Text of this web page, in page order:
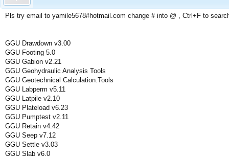
Pls try email to yamile5678#hotmail.com change # into @ , Ctrl+F to
GGU Drawdown v3.00
GGU Footing 5.0
GGU Gabion v2.21
GGU Geohydraulic Analysis Tools
GGU Geotechnical Calculation.Tools
GGU Labperm v5.11
GGU Latpile v2.10
GGU Plateload v6.23
GGU Pumptest v2.11
GGU Retain v4.42
GGU Seep v7.12
GGU Settle v3.03
GGU Slab v6.0